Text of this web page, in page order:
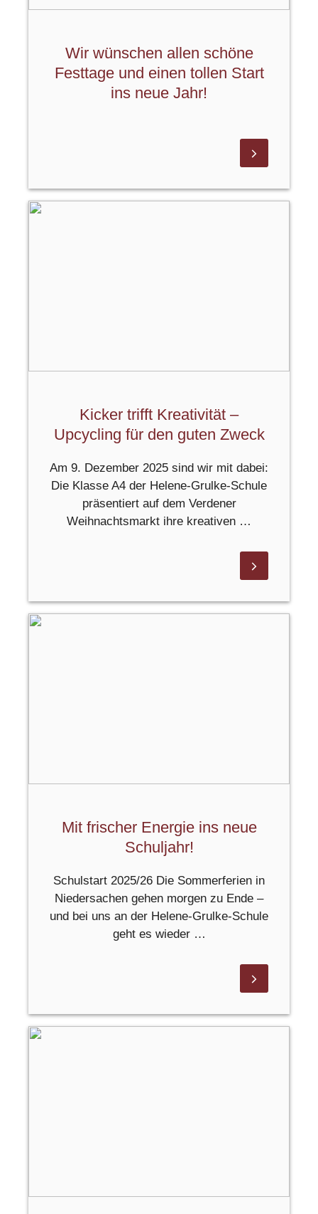
Wir wünschen allen schöne
Festtage und einen tollen Start
ins neue Jahr!
Kicker trifft Kreativität –
Upcycling für den guten Zweck
Am 9. Dezember 2025 sind wir mit dabei:
Die Klasse A4 der Helene-Grulke-Schule
präsentiert auf dem Verdener
Weihnachtsmarkt ihre kreativen …
Mit frischer Energie ins neue
Schuljahr!
Schulstart 2025/26 Die Sommerferien in
Niedersachen gehen morgen zu Ende –
und bei uns an der Helene-Grulke-Schule
geht es wieder …